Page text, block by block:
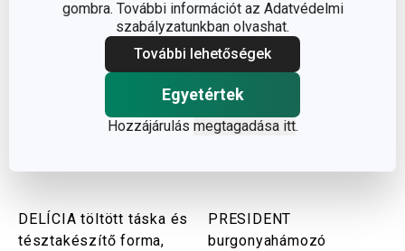
gombra. További információt az Adatvédelmi
szabályzatunkban olvashat.
További lehetőségek
Egyetértek
Hozzájárulás megtagadása itt.
DELÍCIA töltött táska és
tésztakészítő forma,
PRESIDENT
burgonyahámozó